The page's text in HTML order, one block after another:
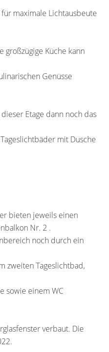
maximale Lichtausbeute
großzügige Küche kann
Genüsse
Etage dann noch das
mit Dusche
bieten jeweils einen
Nr. 2 .
noch durch ein
zweiten Tageslichtbad,
sowie einem WC
verbaut. Die